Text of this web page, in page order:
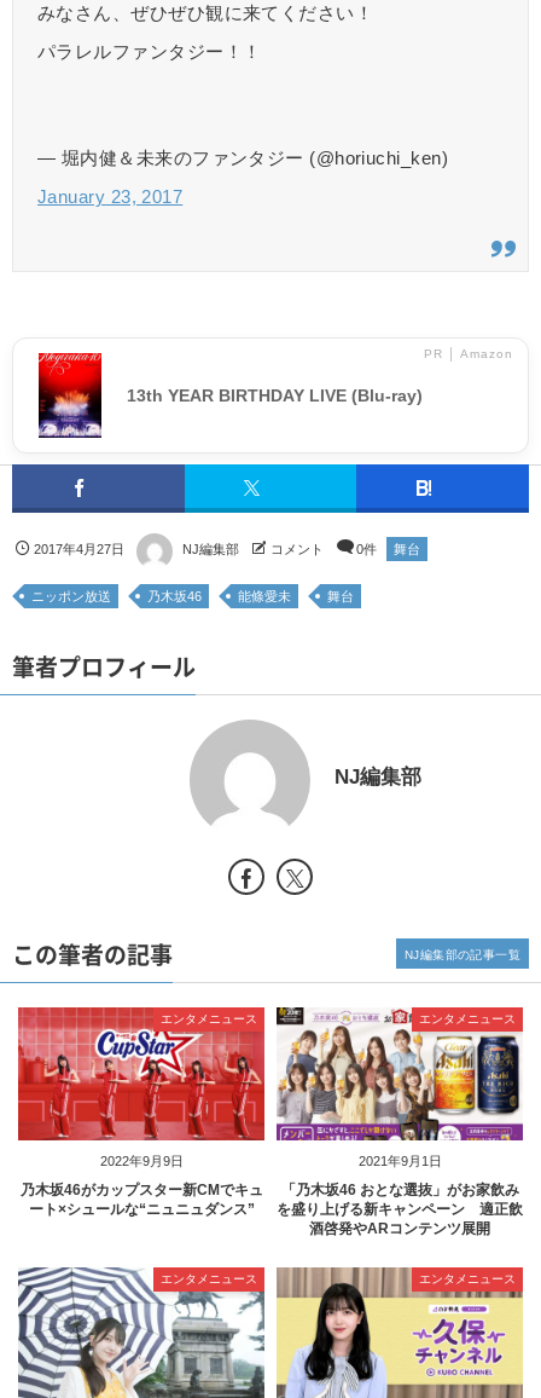
みなさん、ぜひぜひ観に来てください！
パラレルファンタジー！！
— 堀内健＆未来のファンタジー (@horiuchi_ken)
January 23, 2017
PR │ Amazon
13th YEAR BIRTHDAY LIVE (Blu-ray)
2017年4月27日 NJ編集部 コメント 0件 舞台
ニッポン放送 乃木坂46 能條愛未 舞台
筆者プロフィール
NJ編集部
この筆者の記事
2022年9月9日
エンタメニュース
乃木坂46がカップスター新CMでキュ
ート×シュールな“ニュニュダンス”
2021年9月1日
エンタメニュース
「乃木坂46 おとな選抜」がお家飲み
を盛り上げる新キャンペーン 適正飲
酒啓発やARコンテンツ展開
エンタメニュース エンタメニュース
NJ編集部の記事一覧